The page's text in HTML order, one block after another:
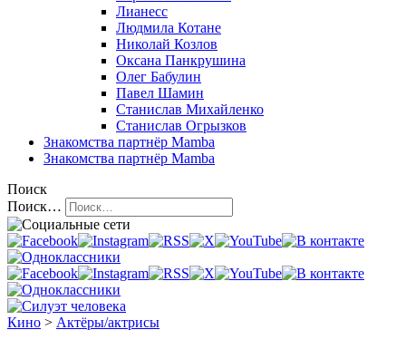
Лианесс
Людмила Котане
Николай Козлов
Оксана Панкрушина
Олег Бабулин
Павел Шамин
Станислав Михайленко
Станислав Огрызков
Знакомства партнёр Mamba
Знакомства партнёр Mamba
Поиск
Поиск…
Кино > Актёры/актрисы